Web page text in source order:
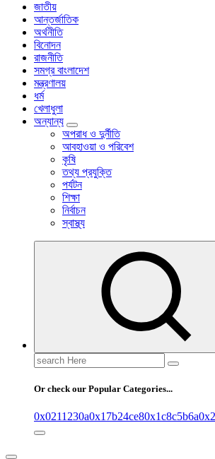
জাতীয়
আন্তর্জাতিক
অর্থনীতি
বিনোদন
রাজনীতি
সমগ্র বাংলাদেশ
মন্ত্রণালয়
ধর্ম
খেলাধুলা
অন্যান্য
অপরাধ ও দুর্নীতি
আবহাওয়া ও পরিবেশ
কৃষি
তথ্য প্রযুক্তি
পর্যটন
শিক্ষা
নির্বাচন
স্বাস্থ্য
Search
for:
Or check our Popular Categories...
0x0211230a0x17b24ce80x1c8c5b6a